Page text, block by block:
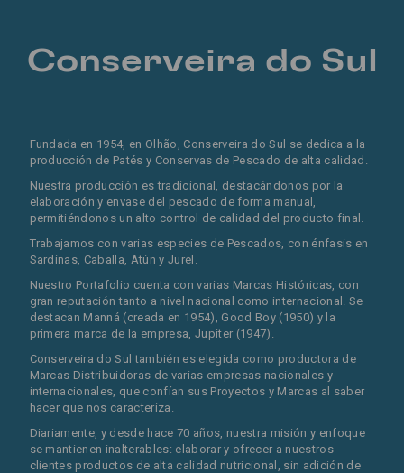
Conserveira do Sul
Fundada en 1954, en Olhão, Conserveira do Sul se dedica a la
producción de Patés y Conservas de Pescado de alta calidad.
Nuestra producción es tradicional, destacándonos por la
elaboración y envase del pescado de forma manual,
permitiéndonos un alto control de calidad del producto final.
Trabajamos con varias especies de Pescados, con énfasis en
Sardinas, Caballa, Atún y Jurel.
Nuestro Portafolio cuenta con varias Marcas Históricas, con
gran reputación tanto a nivel nacional como internacional. Se
destacan Manná (creada en 1954), Good Boy (1950) y la
primera marca de la empresa, Jupiter (1947).
Conserveira do Sul también es elegida como productora de
Marcas Distribuidoras de varias empresas nacionales y
internacionales, que confían sus Proyectos y Marcas al saber
hacer que nos caracteriza.
Diariamente, y desde hace 70 años, nuestra misión y enfoque
se mantienen inalterables: elaborar y ofrecer a nuestros
clientes productos de alta calidad nutricional, sin adición de